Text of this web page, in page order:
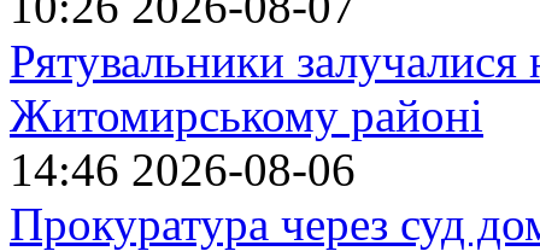
Рятувальники
Житомирському районі
14:46 2026-08-06
Прокуратура через суд